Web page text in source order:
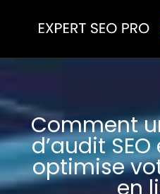
Comment
d’audit
optimise
en